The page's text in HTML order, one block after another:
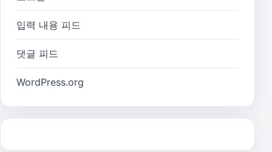
입력 내용 피드
댓글 피드
WordPress.org